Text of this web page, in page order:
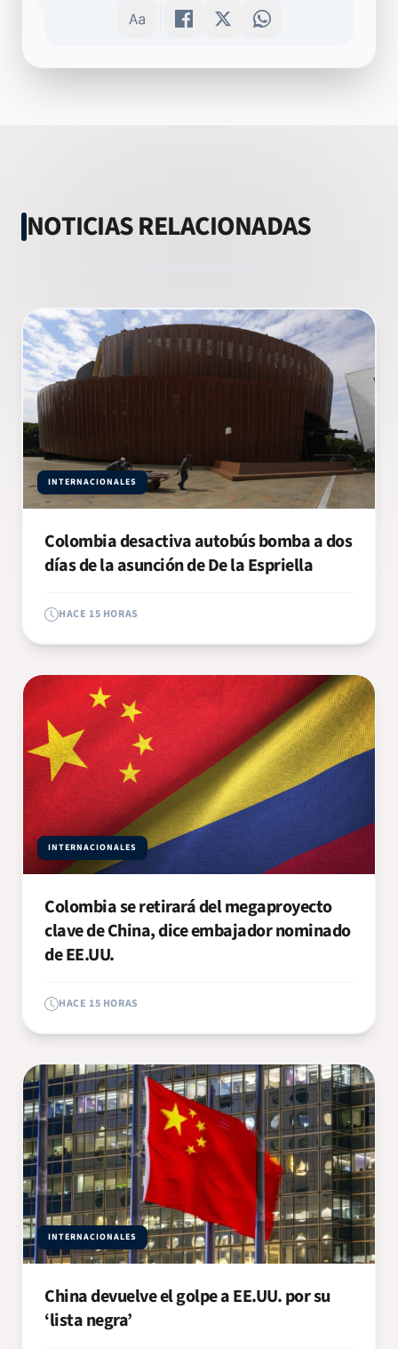
NOTICIAS RELACIONADAS
INTERNACIONALES
Colombia desactiva autobús bomba a dos
días de la asunción de De la Espriella
HACE 15 HORAS
INTERNACIONALES
Colombia se retirará del megaproyecto
clave de China, dice embajador nominado
de EE.UU.
HACE 15 HORAS
INTERNACIONALES
China devuelve el golpe a EE.UU. por su
‘lista negra’